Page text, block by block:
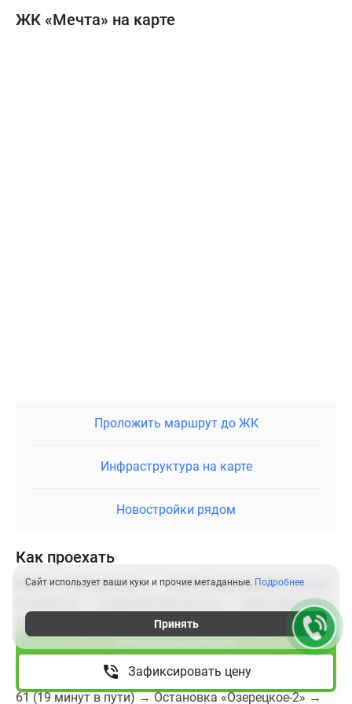
Зафиксировать цену
ЖК «Мечта» на карте
Проложить маршрут до ЖК
Инфраструктура на карте
Новостройки рядом
Как проехать
Метро «Савеловская» → Пройти пешком 260 метров
(3 минуты) → Савеловский вокзал → Электрички до
Лобни, Дмитрова, Икши, Савелово, Талдома,
Вербилок, Костино (36 минут в пути) → Станция
Лобня → Пройти пешком 120 метров (1 минута) →
Остановка «Станция Лобня» → Автобусы № 23, 31/50,
61 (19 минут в пути) → Остановка «Озерецкое-2» →
Сайт использует ваши куки и прочие метаданные. Подробнее
Принять